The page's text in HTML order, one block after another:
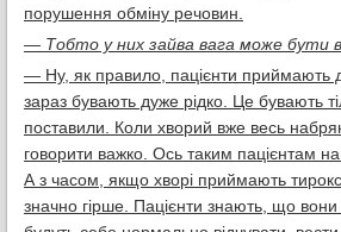
порушення обміну речовин.
— Тобто у них зайва вага може бути
— Ну, як правило, пацієнти приймають
зараз бувають дуже рідко. Це бувають
поставили. Коли хворий вже весь
говорити важко. Ось таким пацієнтам
А з часом, якщо хворі приймають
значно гірше. Пацієнти знають, що